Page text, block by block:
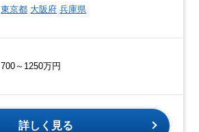
東京都 大阪府 兵庫県
700～1250万円
詳しく見る